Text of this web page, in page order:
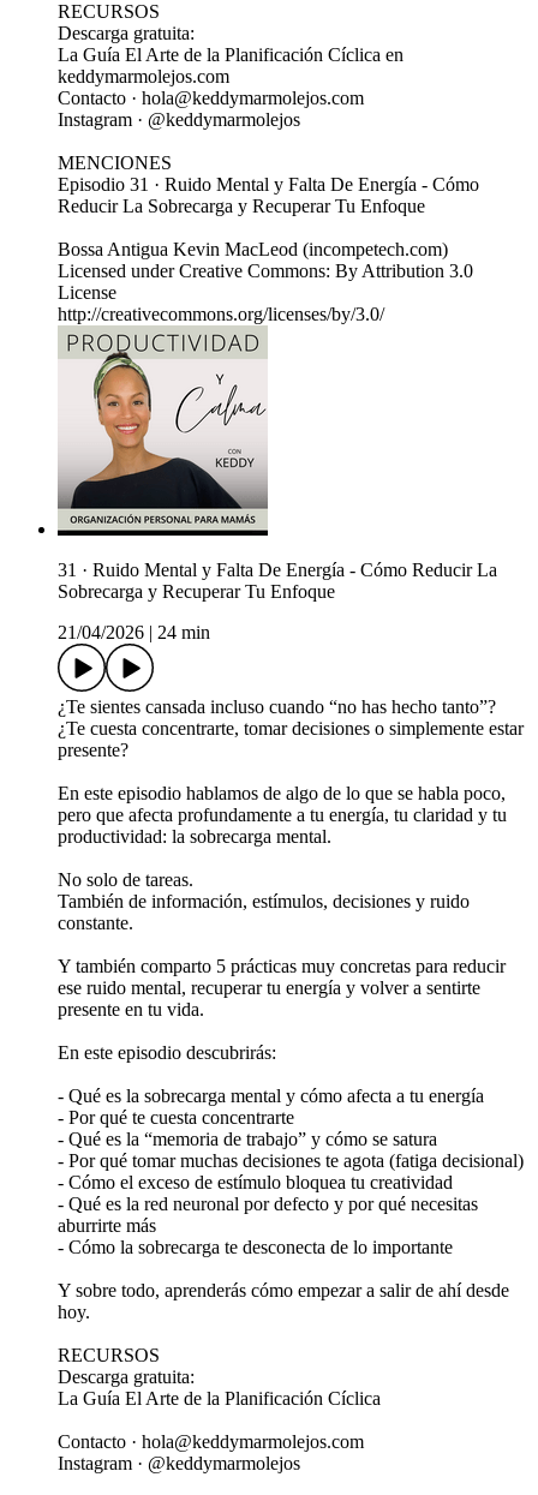
RECURSOS
Descarga gratuita:
La Guía El Arte de la Planificación Cíclica en
keddymarmolejos.com
Contacto · hola@keddymarmolejos.com
Instagram · @keddymarmolejos
MENCIONES
Episodio 31 · Ruido Mental y Falta De Energía - Cómo
Reducir La Sobrecarga y Recuperar Tu Enfoque
Bossa Antigua Kevin MacLeod (incompetech.com)
Licensed under Creative Commons: By Attribution 3.0
License
http://creativecommons.org/licenses/by/3.0/
31 · Ruido Mental y Falta De Energía - Cómo Reducir La
Sobrecarga y Recuperar Tu Enfoque
21/04/2026
24 min
¿Te sientes cansada incluso cuando “no has hecho tanto”?
¿Te cuesta concentrarte, tomar decisiones o simplemente estar
presente?
En este episodio hablamos de algo de lo que se habla poco,
pero que afecta profundamente a tu energía, tu claridad y tu
productividad: la sobrecarga mental.
No solo de tareas.
También de información, estímulos, decisiones y ruido
constante.
Y también comparto 5 prácticas muy concretas para reducir
ese ruido mental, recuperar tu energía y volver a sentirte
presente en tu vida.
En este episodio descubrirás:
- Qué es la sobrecarga mental y cómo afecta a tu energía
- Por qué te cuesta concentrarte
- Qué es la “memoria de trabajo” y cómo se satura
- Por qué tomar muchas decisiones te agota (fatiga decisional)
- Cómo el exceso de estímulo bloquea tu creatividad
- Qué es la red neuronal por defecto y por qué necesitas
aburrirte más
- Cómo la sobrecarga te desconecta de lo importante
Y sobre todo, aprenderás cómo empezar a salir de ahí desde
hoy.
RECURSOS
Descarga gratuita:
La Guía El Arte de la Planificación Cíclica
Contacto · hola@keddymarmolejos.com
Instagram · @keddymarmolejos